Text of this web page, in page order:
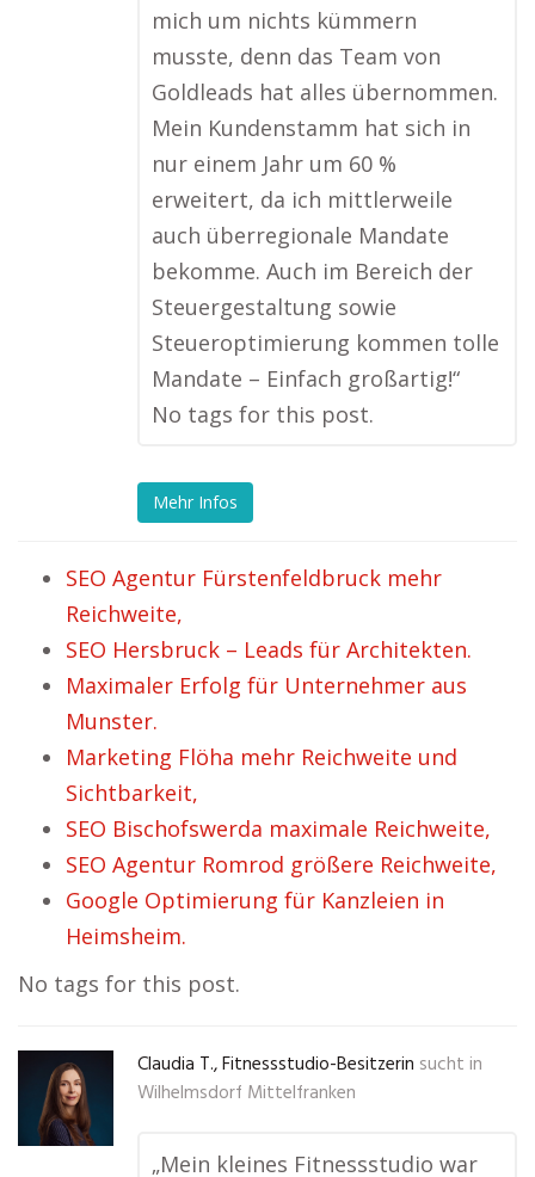
mich um nichts kümmern
musste, denn das Team von
Goldleads hat alles übernommen.
Mein Kundenstamm hat sich in
nur einem Jahr um 60 %
erweitert, da ich mittlerweile
auch überregionale Mandate
bekomme. Auch im Bereich der
Steuergestaltung sowie
Steueroptimierung kommen tolle
Mandate – Einfach großartig!“
No tags for this post.
Mehr Infos
SEO Agentur Fürstenfeldbruck mehr
Reichweite,
SEO Hersbruck – Leads für Architekten.
Maximaler Erfolg für Unternehmer aus
Munster.
Marketing Flöha mehr Reichweite und
Sichtbarkeit,
SEO Bischofswerda maximale Reichweite,
SEO Agentur Romrod größere Reichweite,
Google Optimierung für Kanzleien in
Heimsheim.
No tags for this post.
Claudia T., Fitnessstudio-Besitzerin sucht in
Wilhelmsdorf Mittelfranken
„Mein kleines Fitnessstudio war